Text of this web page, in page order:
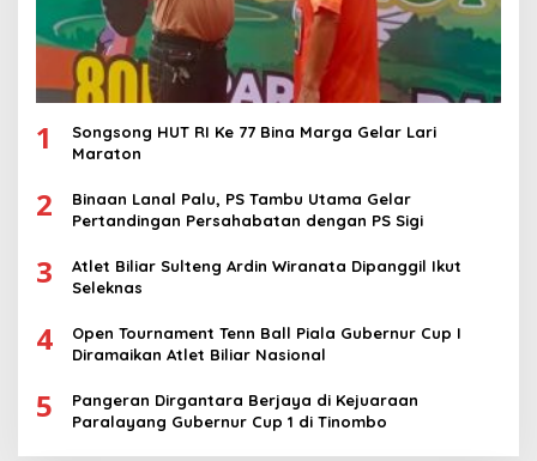
1
Songsong HUT RI Ke 77 Bina Marga Gelar Lari
Maraton
2
Binaan Lanal Palu, PS Tambu Utama Gelar
Pertandingan Persahabatan dengan PS Sigi
3
Atlet Biliar Sulteng Ardin Wiranata Dipanggil Ikut
Seleknas
4
Open Tournament Tenn Ball Piala Gubernur Cup I
Diramaikan Atlet Biliar Nasional
5
Pangeran Dirgantara Berjaya di Kejuaraan
Paralayang Gubernur Cup 1 di Tinombo